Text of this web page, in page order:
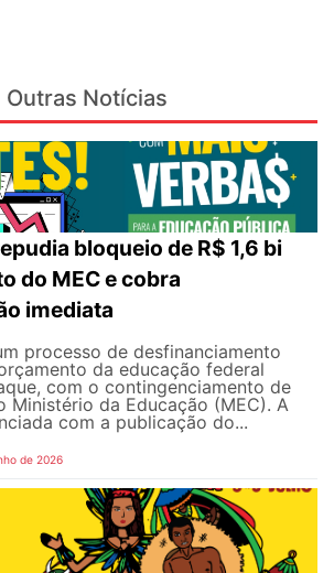
Outras Notícias
bloqueio de R$ 1,6 bi
do MEC e cobra
imediata
processo de desfinanciamento
da educação federal
com o contingenciamento de
Ministério da Educação (MEC). A
com a publicação do...
de 2026